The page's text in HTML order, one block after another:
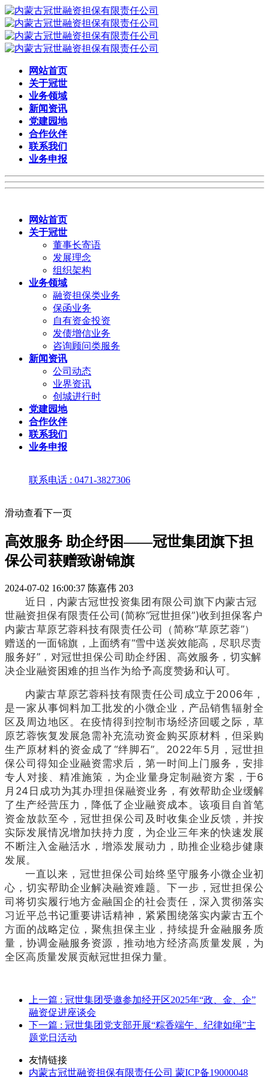
网站首页
关于冠世
业务领域
新闻资讯
党建园地
合作伙伴
联系我们
业务申报
网站首页
关于冠世
董事长寄语
发展理念
组织架构
业务领域
融资担保类业务
保函业务
自有资金投资
发债增信业务
咨询顾问类服务
新闻资讯
公司动态
业界资讯
创城进行时
党建园地
合作伙伴
联系我们
业务申报
联系电话 : 0471-3827306
滑动查看下一页
高效服务 助企纾困——冠世集团旗下担
保公司获赠致谢锦旗
2024-07-02 16:00:37 陈嘉伟 203
近日，内蒙古冠世投资集团有限公司旗下内蒙古冠
世融资担保有限责任公司(简称“冠世担保”)收到担保客户
内蒙古草原艺蓉科技有限责任公司（简称“草原艺蓉”）
赠送的一面锦旗，上面绣有“雪中送炭效能高，尽职尽责
服务好”，对冠世担保公司助企纾困、高效服务，切实解
决企业融资困难的担当作为给予高度赞扬和认可。
内蒙古草原艺蓉科技有限责任公司成立于2006年，
是一家从事饲料加工批发的小微企业，产品销售辐射全
区及周边地区。在疫情得到控制市场经济回暖之际，草
原艺蓉恢复发展急需补充流动资金购买原材料，但采购
生产原材料的资金成了“绊脚石”。2022年5月，冠世担
保公司得知企业融资需求后，第一时间上门服务，安排
专人对接、精准施策，为企业量身定制融资方案，于6
月24日成功为其办理担保融资业务，有效帮助企业缓解
了生产经营压力，降低了企业融资成本。该项目自首笔
资金放款至今，冠世担保公司及时收集企业反馈，并按
实际发展情况增加扶持力度，为企业三年来的快速发展
不断注入金融活水，增添发展动力，助推企业稳步健康
发展。
一直以来，冠世担保公司始终坚守服务小微企业初
心，切实帮助企业解决融资难题。下一步，冠世担保公
司将切实履行地方金融国企的社会责任，深入贯彻落实
习近平总书记重要讲话精神，紧紧围绕落实内蒙古五个
方面的战略定位，聚焦担保主业，持续提升金融服务质
量，协调金融服务资源，推动地方经济高质量发展，为
全区高质量发展贡献冠世担保力量。
上一篇 : 冠世集团受邀参加经开区2025年“政、金、企”
融资促进座谈会
下一篇 : 冠世集团党支部开展“粽香端午、纪律如绳”主
题党日活动
友情链接
内蒙古冠世融资担保有限责任公司 蒙ICP备19000048